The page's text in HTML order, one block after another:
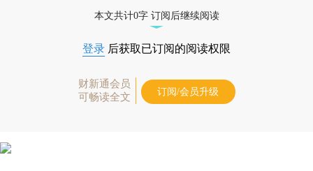
本文共计0字 订阅后继续阅读
登录 后获取已订阅的阅读权限
财新通会员
可畅读全文
订阅/会员升级